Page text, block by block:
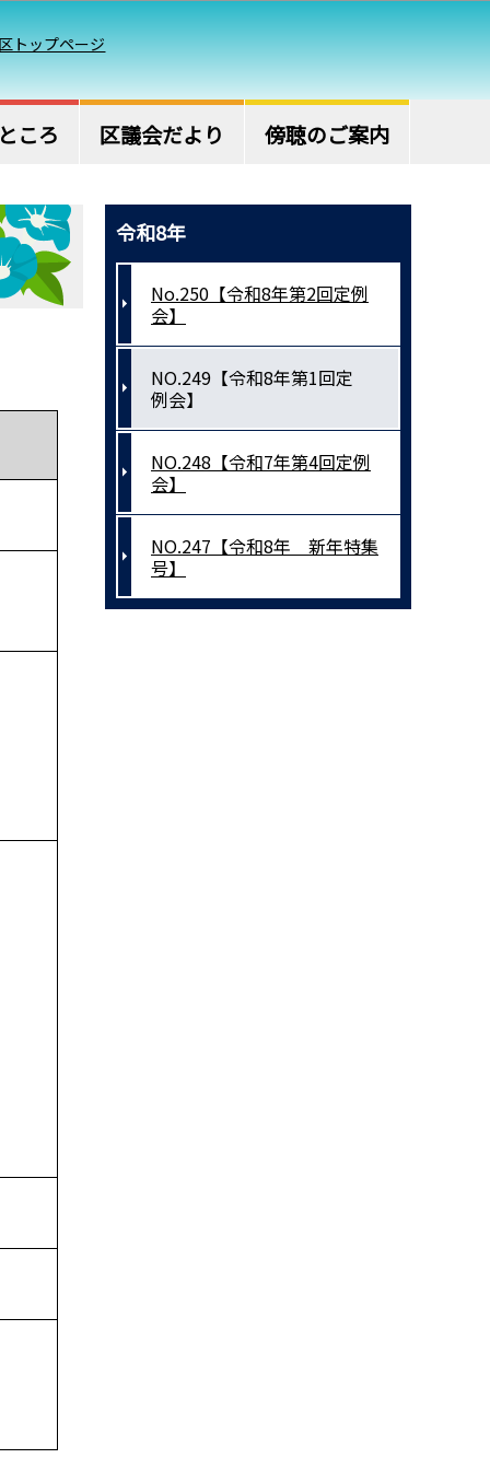
トップページ
ころ 区議会だより 傍聴のご案内
令和8年
No.250【令和8年第2回定例
会】
NO.249【令和8年第1回定
例会】
NO.248【令和7年第4回定例
会】
NO.247【令和8年 新年特集
号】